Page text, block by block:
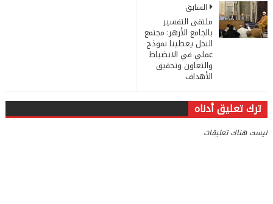
السابق
ملتقى التفسير
بالجامع الأزهر: مجتمع
النحل يعطينا نموذج
عملي في الانضباط
والتعاون وتحقيق
الأهداف
ترك تعليق أدناه
ليست هناك تعليقات